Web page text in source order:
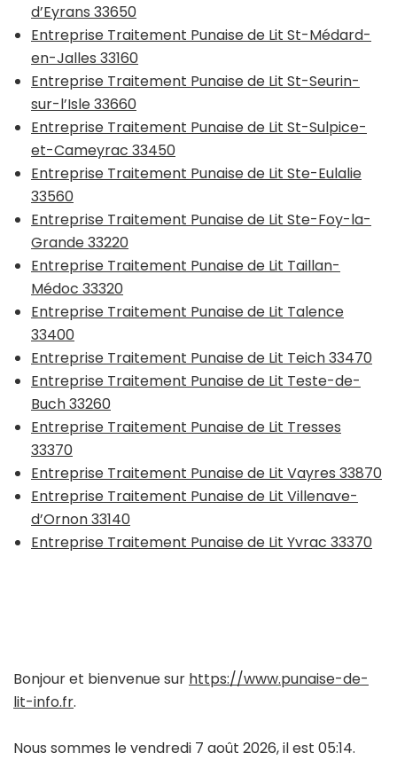
d’Eyrans 33650
Entreprise Traitement Punaise de Lit St-Médard-
en-Jalles 33160
Entreprise Traitement Punaise de Lit St-Seurin-
sur-l’Isle 33660
Entreprise Traitement Punaise de Lit St-Sulpice-
et-Cameyrac 33450
Entreprise Traitement Punaise de Lit Ste-Eulalie
33560
Entreprise Traitement Punaise de Lit Ste-Foy-la-
Grande 33220
Entreprise Traitement Punaise de Lit Taillan-
Médoc 33320
Entreprise Traitement Punaise de Lit Talence
33400
Entreprise Traitement Punaise de Lit Teich 33470
Entreprise Traitement Punaise de Lit Teste-de-
Buch 33260
Entreprise Traitement Punaise de Lit Tresses
33370
Entreprise Traitement Punaise de Lit Vayres 33870
Entreprise Traitement Punaise de Lit Villenave-
d’Ornon 33140
Entreprise Traitement Punaise de Lit Yvrac 33370
Bonjour et bienvenue sur https://www.punaise-de-
lit-info.fr.
Nous sommes le vendredi 7 août 2026, il est 05:14.